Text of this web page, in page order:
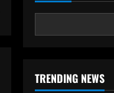
TRENDING NEWS